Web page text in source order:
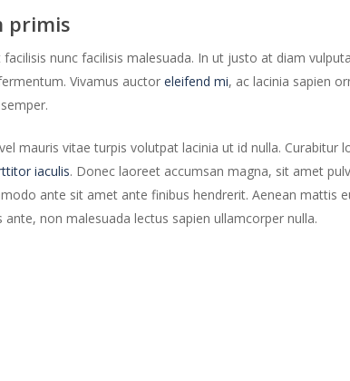
primis
nunc facilisis malesuada. In ut justo at diam
Vivamus auctor eleifend mi, ac lacinia sapien
mauris vitae turpis volutpat lacinia ut id nulla.
iaculis. Donec laoreet accumsan magna, sit amet
ante sit amet ante finibus hendrerit. Aenean mattis
non malesuada lectus sapien ullamcorper nulla.